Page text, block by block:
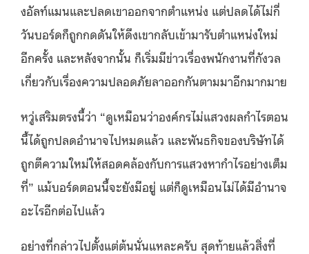
งอัลท์แมนและปลดเขาออกจากตำแหน่ง แต่ปลดได้ไม่กี่
วันบอร์ดก็ถูกกดดันให้ดึงเขากลับเข้ามารับตำแหน่งใหม่
อีกครั้ง และหลังจากนั้น ก็เริ่มมีข่าวเรื่องพนักงานที่กังวล
เกี่ยวกับเรื่องความปลอดภัยลาออกกันตามมาอีกมากมาย
หวู่เสริมตรงนี้ว่า “ดูเหมือนว่าองค์กรไม่แสวงผลกำไรตอน
นี้ได้ถูกปลดอำนาจไปหมดแล้ว และพันธกิจของบริษัทได้
ถูกตีความใหม่ให้สอดคล้องกับการแสวงหากำไรอย่างเต็ม
ที่” แม้บอร์ดตอนนี้จะยังมีอยู่ แต่ก็ดูเหมือนไม่ได้มีอำนาจ
อะไรอีกต่อไปแล้ว
อย่างที่กล่าวไปตั้งแต่ต้นนั่นแหละครับ สุดท้ายแล้วสิ่งที่